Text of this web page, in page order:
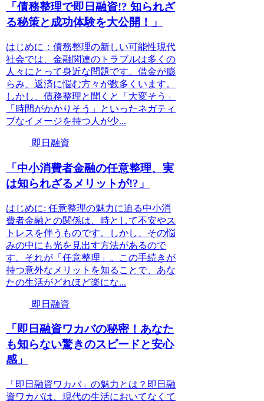
「債務整理で即日融資!? 知られざ
る秘策と成功体験を大公開！」
はじめに：債務整理の新しい可能性現代
社会では、金融関連のトラブルは多くの
人々にとって身近な問題です。借金が膨
らみ、返済に悩む方々が数多くいます。
しかし、債務整理と聞くと「大変そう」
「時間がかかりそう」といったネガティ
ブなイメージを持つ人が少...
即日融資
「中小消費者金融の任意整理、実
は知られざるメリットが!?」
はじめに: 任意整理の魅力に迫る中小消
費者金融との関係は、時として不安やス
トレスを伴うものです。しかし、その悩
みの中にも光を見出す方法があるので
す。それが「任意整理」。この手続きが
持つ意外なメリットを知ることで、あな
たの生活がどれほど楽にな...
即日融資
「即日融資ワカバの秘密！あなた
も知らない驚きのスピードと安心
感」
「即日融資ワカバ」の魅力とは？即日融
資ワカバは、現代の生活においてなくて